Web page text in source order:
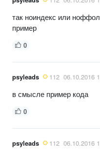
так ноиндекс или
пример
0
psyleads 112 06.10.2016
в смысле пример кода
0
psyleads 112 06.10.2016